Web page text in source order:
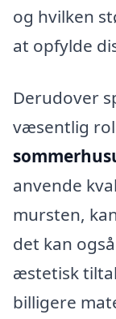
og hvilken
at opfylde
Derudover
væsentlig
anvende
mursten,
det kan
æstetisk
billigere